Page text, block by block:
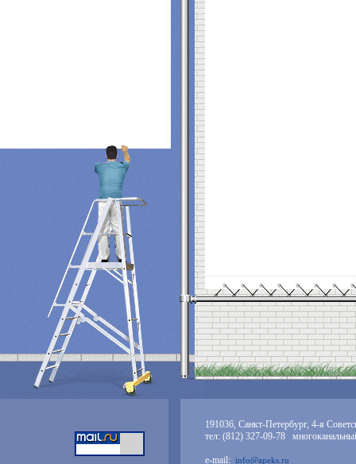
191036, Санкт-Петербург, 4-я
тел: (812) 327-09-78
e-mail: info@apeks.ru